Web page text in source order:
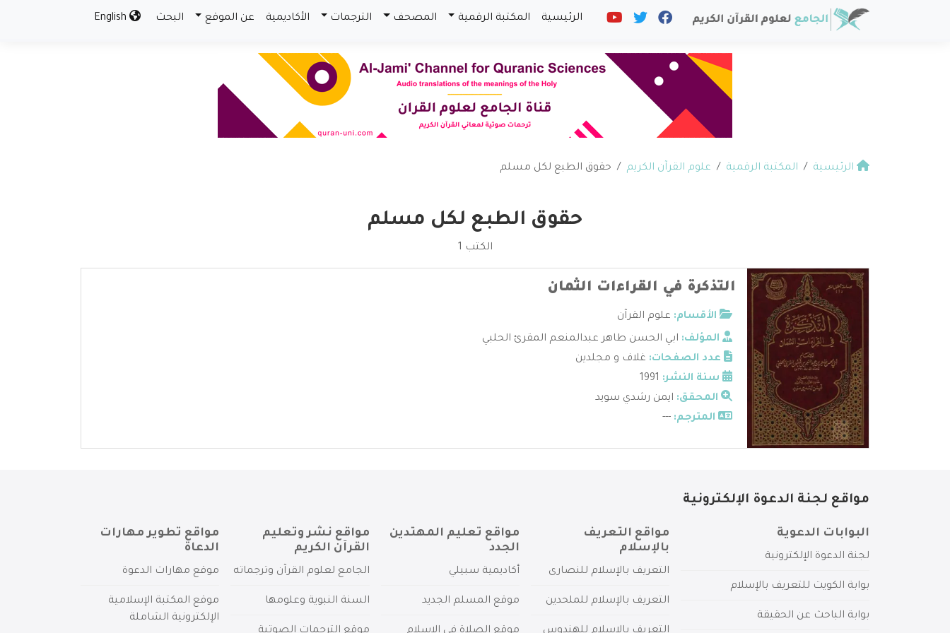
الرئيسية المكتبة الرقمية المصحف الترجمات الأكاديمية عن الموقع البحث
الرئيسية المكتبة الرقمية علوم القرآن الكريم حقوق الطبع لكل مسلم
حقوق الطبع لكل مسلم
الكتب 1
التذكرة في القراءات الثمان
الأقسام: علوم القرآن
المؤلف: ابي الحسن طاهر عبدالمنعم المقرئ الحلبي
عدد الصفحات: غلاف و مجلدين
سنة النشر:
المحقق: ايمن رشدي سويد
المترجم: ---
مواقع لجنة الدعوة الإلكترونية
البوابات الدعوية
لجنة الدعوة الإلكترونية
بوابة الكويت للتعريف بالإسلام
بوابة الباحث عن الحقيقة
مواقع التعريف
بالإسلام
التعريف بالإسلام للنصارى
التعريف بالإسلام للملحدين
مواقع تعليم المهتدين
الجدد
أكاديمية سبيلي
موقع المسلم الجديد
مواقع نشر وتعليم
القرآن الكريم
الجامع لعلوم القرآن وترجماته
السنة النبوية وعلومها
مواقع تطوير مهارات
الدعاة
موقع مهارات الدعوة
موقع المكتبة الإسلامية
الإلكترونية الشاملة